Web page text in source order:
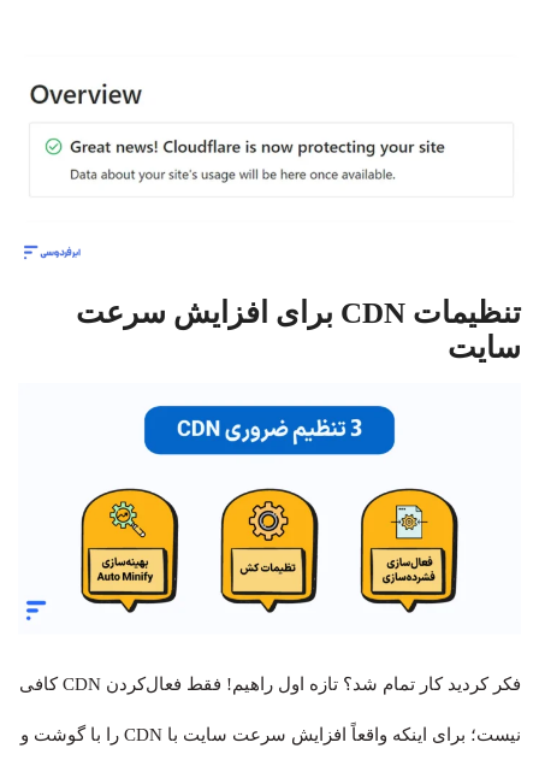
تنظیمات CDN برای افزایش سرعت
سایت
فکر کردید کار تمام شد؟ تازه اول راهیم! فقط فعال‌کردن CDN کافی
نیست؛ برای اینکه واقعاً افزایش سرعت سایت با CDN را با گوشت و